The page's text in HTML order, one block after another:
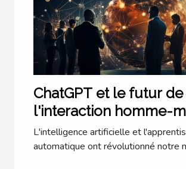
ChatGPT et le futur de
l'interaction homme-
: une perspective
internationale
L'intelligence artificielle et
automatique ont révolutionné notre